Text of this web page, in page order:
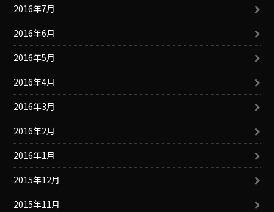
2016年7月
2016年6月
2016年5月
2016年4月
2016年3月
2016年2月
2016年1月
2015年12月
2015年11月